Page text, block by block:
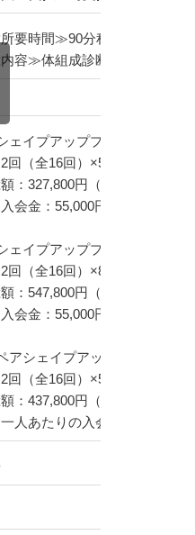
要時間≫90分程度
容≫体組成診断、シミュレー
ェイプアッププログラム（基
回（全16回）×50分/レッスン
：327,800円（税込）
会金：55,000円（税込）
ェイプアッププログラム プラ
回（全16回）×80分/レッスン
：547,800円（税込）
会金：55,000円（税込）
アシェイプアッププログラム
回（全16回）×50分/レッスン
：437,800円（税込）
人あたりの入会金：55,000円